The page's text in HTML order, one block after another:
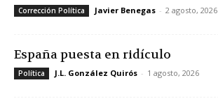
Corrección Política Javier Benegas - 2 agosto, 2026
España puesta en ridículo
Política J.L. González Quirós - 1 agosto, 2026